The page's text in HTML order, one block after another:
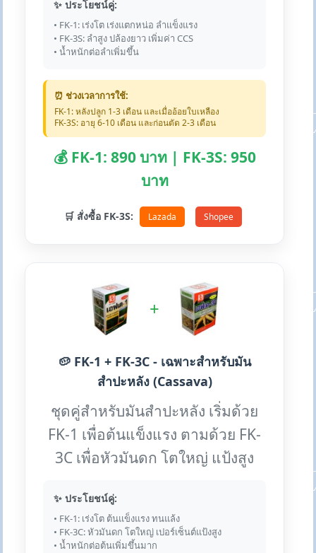
✨ ประโยชน์คู่:
• FK-1: เร่งโต เร่งแตกหน่อ ลำแข็งแรง
• FK-3S: ลำสูง ปล้องยาว เพิ่มค่า CCS
• น้ำหนักต่อลำเพิ่มขึ้น
⏰ ช่วงเวลาการใช้:
FK-1: หลังปลูก 1-3 เดือน และเมื่ออ้อยใบเหลือง
FK-3S: อายุ 6-10 เดือน และก่อนตัด 2-3 เดือน
💰 FK-1: 890 บาท | FK-3S: 950
บาท
🛒 สั่งซื้อ FK-3S: Lazada Shopee
+
🥔 FK-1 + FK-3C - เฉพาะสำหรับมัน
สำปะหลัง (Cassava)
ชุดคู่สำหรับมันสำปะหลัง เริ่มด้วย
FK-1 เพื่อต้นแข็งแรง ตามด้วย FK-
3C เพื่อหัวมันดก โตใหญ่ แป้งสูง
✨ ประโยชน์คู่:
• FK-1: เร่งโต ต้นแข็งแรง ทนแล้ง
• FK-3C: หัวมันดก โตใหญ่ เปอร์เซ็นต์แป้งสูง
• น้ำหนักต่อต้นเพิ่มขึ้นมาก